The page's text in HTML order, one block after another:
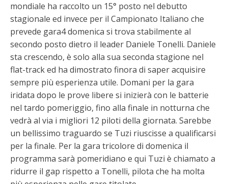
mondiale ha raccolto un 15° posto nel debutto
stagionale ed invece per il Campionato Italiano che
prevede gara4 domenica si trova stabilmente al
secondo posto dietro il leader Daniele Tonelli. Daniele
sta crescendo, è solo alla sua seconda stagione nel
flat-track ed ha dimostrato finora di saper acquisire
sempre più esperienza utile. Domani per la gara
iridata dopo le prove libere si inizierà con le batterie
nel tardo pomeriggio, fino alla finale in notturna che
vedrà al via i migliori 12 piloti della giornata. Sarebbe
un bellissimo traguardo se Tuzi riuscisse a qualificarsi
per la finale. Per la gara tricolore di domenica il
programma sarà pomeridiano e qui Tuzi è chiamato a
ridurre il gap rispetto a Tonelli, pilota che ha molta